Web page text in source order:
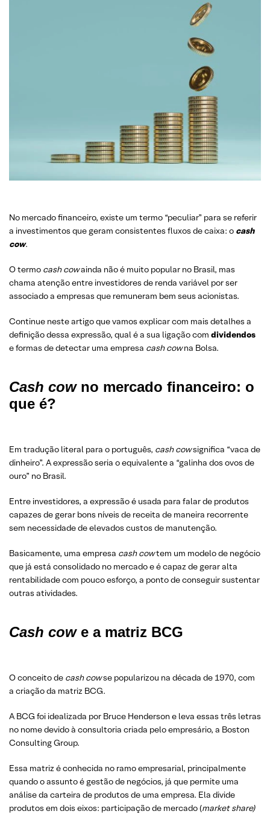
No mercado financeiro, existe um termo “peculiar” para se referir
a investimentos que geram consistentes fluxos de caixa: o cash
cow.
O termo cash cowainda não é muito popular no Brasil, mas
chama atenção entre investidores de renda variável por ser
associado a empresas que remuneram bem seus acionistas.
Continue neste artigo que vamos explicar com mais detalhes a
definição dessa expressão, qual é a sua ligação com dividendos
e formas de detectar uma empresa cash cowna Bolsa.
Cash cowno mercado financeiro: o
que é?
Em tradução literal para o português, cash cowsignifica “vaca de
dinheiro”. A expressão seria o equivalente a “galinha dos ovos de
ouro” no Brasil.
Entre investidores, a expressão é usada para falar de produtos
capazes de gerar bons níveis de receita de maneira recorrente
sem necessidade de elevados custos de manutenção.
Basicamente, uma empresa cash cowtem um modelo de negócio
que já está consolidado no mercado e é capaz de gerar alta
rentabilidade com pouco esforço, a ponto de conseguir sustentar
outras atividades.
Cash cow e a matriz BCG
O conceito de cash cowse popularizou na década de 1970, com
a criação da matriz BCG.
A BCG foi idealizada por Bruce Henderson e leva essas três letras
no nome devido à consultoria criada pelo empresário, a Boston
Consulting Group.
Essa matriz é conhecida no ramo empresarial, principalmente
quando o assunto é gestão de negócios, já que permite uma
análise da carteira de produtos de uma empresa. Ela divide
produtos em dois eixos: participação de mercado (market share)